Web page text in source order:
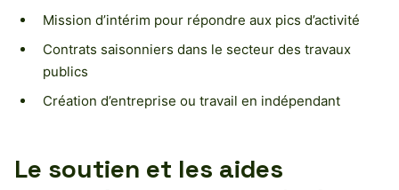
Mission d’intérim pour répondre aux pics d’activité
Contrats saisonniers dans le secteur des travaux
publics
Création d’entreprise ou travail en indépendant
Le soutien et les aides